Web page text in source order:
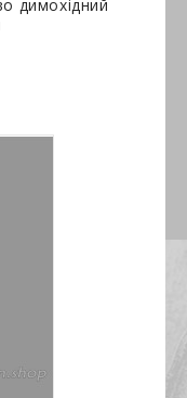
димохідний